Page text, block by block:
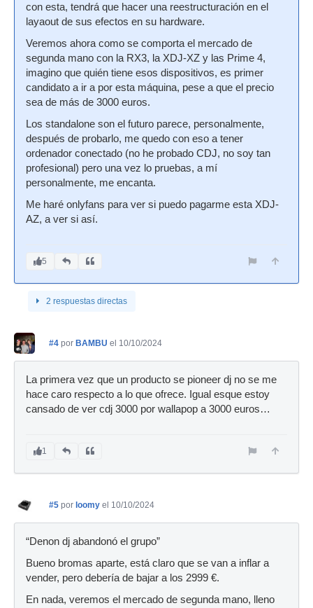
con esta, tendrá que hacer una reestructuración en el
layaout de sus efectos en su hardware.
Veremos ahora como se comporta el mercado de
segunda mano con la RX3, la XDJ-XZ y las Prime 4,
imagino que quién tiene esos dispositivos, es primer
candidato a ir a por esta máquina, pese a que el precio
sea de más de 3000 euros.
Los standalone son el futuro parece, personalmente,
después de probarlo, me quedo con eso a tener
ordenador conectado (no he probado CDJ, no soy tan
profesional) pero una vez lo pruebas, a mí
personalmente, me encanta.
Me haré onlyfans para ver si puedo pagarme esta XDJ-
AZ, a ver si así.
5
2 respuestas directas
#4 por BAMBU el 10/10/2024
La primera vez que un producto se pioneer dj no se me
hace caro respecto a lo que ofrece. Igual esque estoy
cansado de ver cdj 3000 por wallapop a 3000 euros…
1
#5 por loomy el 10/10/2024
“Denon dj abandonó el grupo”
Bueno bromas aparte, está claro que se van a inflar a
vender, pero debería de bajar a los 2999 €.
En nada, veremos el mercado de segunda mano, lleno